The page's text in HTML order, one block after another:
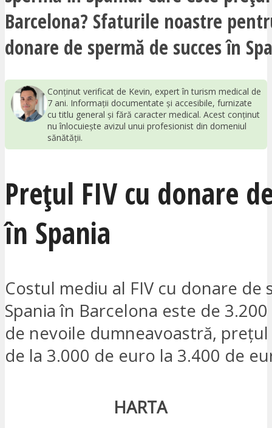
Barcelona? Sfaturile noastre
donare de spermă de succes în
Conținut verificat de Kevin, expert în turism medical de
7 ani. Informații documentate și accesibile, furnizate
cu titlu general și fără caracter medical. Acest conținut
nu înlocuiește avizul unui profesionist din domeniul
sănătății.
Prețul FIV cu donare
în Spania
Costul mediu al FIV cu donare de
Spania în Barcelona este de
de nevoile dumneavoastră,
de la 3.000 de euro la 3.400 de
HARTA